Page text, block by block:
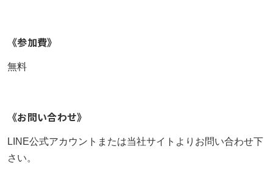
《参加費》
無料
《お問い合わせ》
LINE公式アカウントまたは当社サイトよりお問い合わせ下
さい。